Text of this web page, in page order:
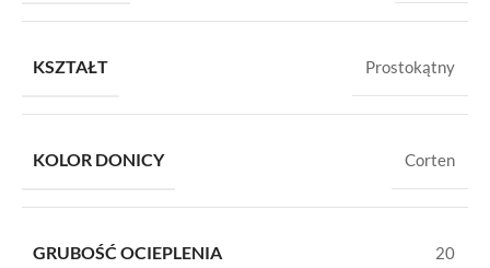
KSZTAŁT Prostokątny
KOLOR DONICY Corten
GRUBOŚĆ OCIEPLENIA 20